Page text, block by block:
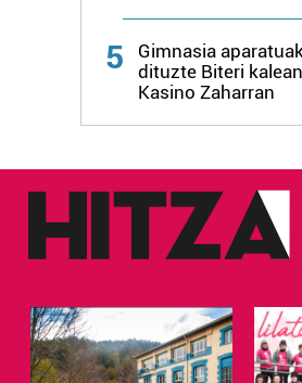
5
Gimnasia
dituzte Biteri
Kasino Zaharran